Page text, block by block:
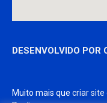
DESENVOLVIDO POR
Muito mais que criar site